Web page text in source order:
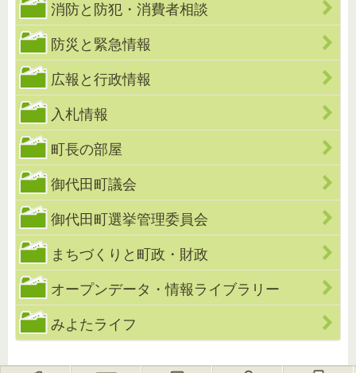
消防と防犯・消費者相談
防災と緊急情報
広報と行政情報
入札情報
町長の部屋
御代田町議会
御代田町選挙管理委員会
まちづくりと町政・財政
オープンデータ・情報ライブラリー
みよたライフ